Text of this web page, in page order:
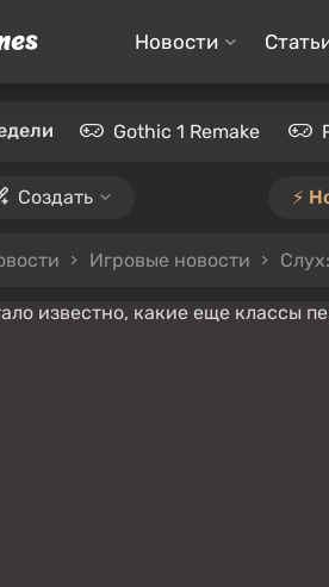
Новости
Gothic 1 Remake
Создать ⚡️
Игровые новости